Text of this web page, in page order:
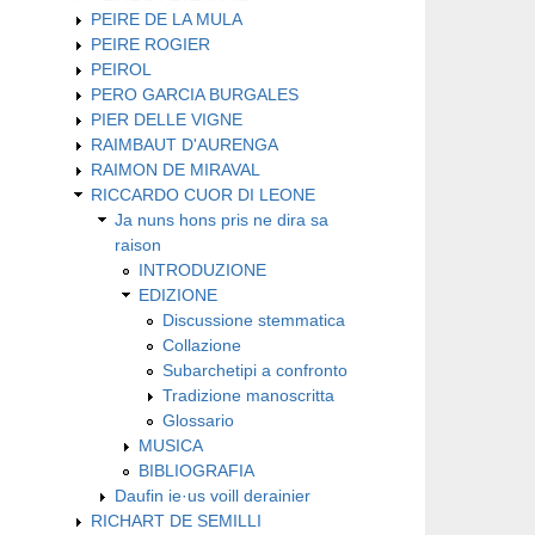
PEIRE DE LA MULA
PEIRE ROGIER
PEIROL
PERO GARCIA BURGALES
PIER DELLE VIGNE
RAIMBAUT D'AURENGA
RAIMON DE MIRAVAL
RICCARDO CUOR DI LEONE
Ja nuns hons pris ne dira sa
raison
INTRODUZIONE
EDIZIONE
Discussione stemmatica
Collazione
Subarchetipi a confronto
Tradizione manoscritta
Glossario
MUSICA
BIBLIOGRAFIA
Daufin ie·us voill derainier
RICHART DE SEMILLI